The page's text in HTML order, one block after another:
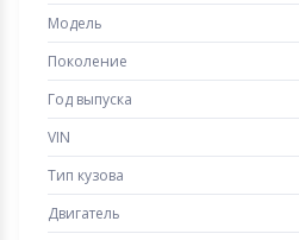
Модель
Поколение
Год выпуска
VIN
Тип кузова
Двигатель